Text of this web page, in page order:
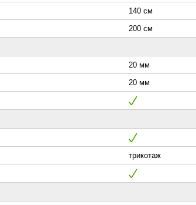
140 см
200 см
20 мм
20 мм
трикотаж